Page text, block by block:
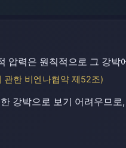
압력은 원칙적으로 그 강박
관한 비엔나협약 제52조)
강박으로 보기 어려우므로